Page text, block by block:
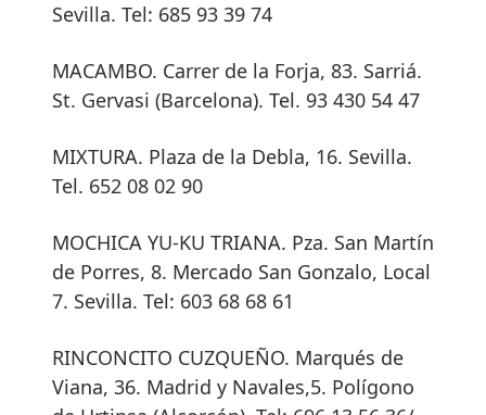
Sevilla. Tel: 685 93 39 74
MACAMBO. Carrer de la Forja, 83. Sarriá.
St. Gervasi (Barcelona). Tel. 93 430 54 47
MIXTURA. Plaza de la Debla, 16. Sevilla.
Tel. 652 08 02 90
MOCHICA YU-KU TRIANA. Pza. San Martín
de Porres, 8. Mercado San Gonzalo, Local
7. Sevilla. Tel: 603 68 68 61
RINCONCITO CUZQUEÑO. Marqués de
Viana, 36. Madrid y Navales,5. Polígono